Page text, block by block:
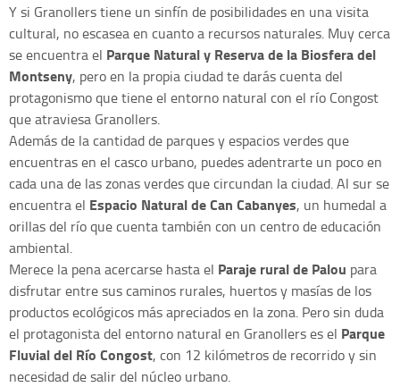
Y si Granollers tiene un sinfín de posibilidades en una visita
cultural, no escasea en cuanto a recursos naturales. Muy cerca
se encuentra el Parque Natural y Reserva de la Biosfera del
Montseny, pero en la propia ciudad te darás cuenta del
protagonismo que tiene el entorno natural con el río Congost
que atraviesa Granollers.
Además de la cantidad de parques y espacios verdes que
encuentras en el casco urbano, puedes adentrarte un poco en
cada una de las zonas verdes que circundan la ciudad. Al sur se
encuentra el Espacio Natural de Can Cabanyes, un humedal a
orillas del río que cuenta también con un centro de educación
ambiental.
Merece la pena acercarse hasta el Paraje rural de Palou para
disfrutar entre sus caminos rurales, huertos y masías de los
productos ecológicos más apreciados en la zona. Pero sin duda
el protagonista del entorno natural en Granollers es el Parque
Fluvial del Río Congost, con 12 kilómetros de recorrido y sin
necesidad de salir del núcleo urbano.